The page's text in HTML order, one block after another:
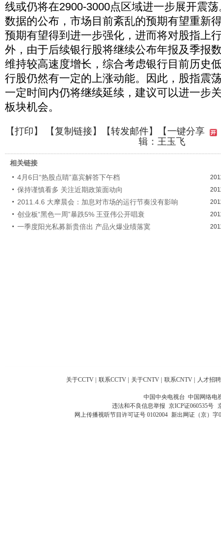
线或仍将在2900-3000点区域进一步展开震
数据的公布，市场目前紊乱的预期有望重新
预期有望得到进一步强化，进而将对股指上
外，由于后续银行股将继续公布年报及季报
维持较高速度增长，综合考虑银行目前历史
行股仍然有一定的上涨动能。因此，股指震
一定时间内仍将继续延续，建议可以进一步
板块机会。
【打印】 【复制链接】【转发邮件】
【一键分享
辑：王玉飞
相关链接
4月6日“热股点睛”嘉宾解答下午档
保持谨慎看多 关注近期政策面动向
2011.4.6 大摩晨会：加息对市场的运行节奏没有影响
创业板“黑色一周”暴跌5% 王亚伟公开唱衰
一季度阳光私募新贵倍出 产品火爆业绩落寞
关于CCTV | 联系CCTV | 关于CNTV | 联系CNTV | 人才招聘
中国中央电视台 中国网络电
违法和不良信息举报 京ICP证060535号
网上传播视听节目许可证号 0102004 新出网证（京）